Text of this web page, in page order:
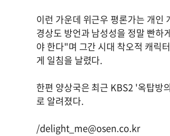
이런 가운데 위근우 평론가는 개
경상도 방언과 남성성을 정말 빤하
야 한다"며 그간 시대 착오적 캐릭
게 일침을 날렸다.
한편 양상국은 최근 KBS2 '옥탑방
로 알려졌다.
/delight_me@osen.co.kr